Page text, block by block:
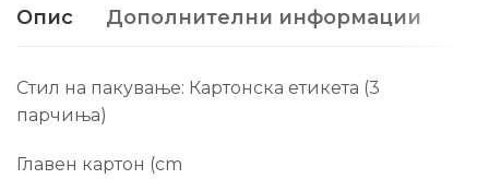
Опис Дополнителни информации
Стил на пакување: Картонска етикета (3
парчиња)
Главен картон (cm